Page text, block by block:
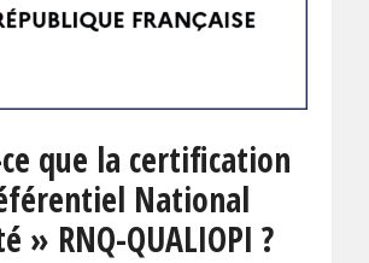
ce que la certification
National
» RNQ-QUALIOPI ?